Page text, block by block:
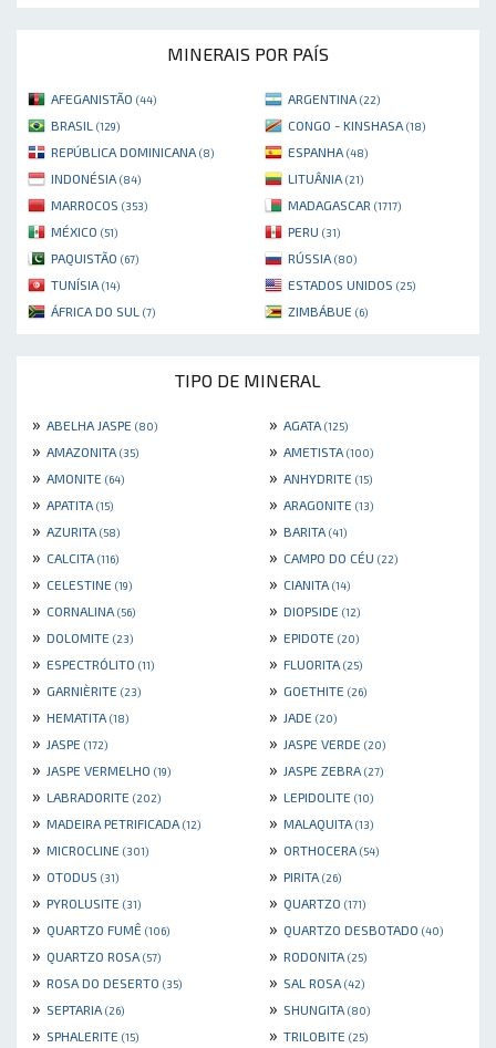
MINERAIS POR PAÍS
AFEGANISTÃO (44) ARGENTINA (22)
BRASIL (129) CONGO - KINSHASA (18)
REPÚBLICA DOMINICANA (8) ESPANHA (48)
INDONÉSIA (84) LITUÂNIA (21)
MARROCOS (353) MADAGASCAR (1717)
MÉXICO (51) PERU (31)
PAQUISTÃO (67) RÚSSIA (80)
TUNÍSIA (14) ESTADOS UNIDOS (25)
ÁFRICA DO SUL (7) ZIMBÁBUE (6)
TIPO DE MINERAL
» ABELHA JASPE (80) » AGATA (125)
» AMAZONITA (35) » AMETISTA (100)
» AMONITE (64) » ANHYDRITE (15)
» APATITA (15) » ARAGONITE (13)
» AZURITA (58) » BARITA (41)
» CALCITA (116) » CAMPO DO CÉU (22)
» CELESTINE (19) » CIANITA (14)
» CORNALINA (56) » DIOPSIDE (12)
» DOLOMITE (23) » EPIDOTE (20)
» ESPECTRÓLITO (11) » FLUORITA (25)
» GARNIÈRITE (23) » GOETHITE (26)
» HEMATITA (18) » JADE (20)
» JASPE (172) » JASPE VERDE (20)
» JASPE VERMELHO (19) » JASPE ZEBRA (27)
» LABRADORITE (202) » LEPIDOLITE (10)
» MADEIRA PETRIFICADA (12) » MALAQUITA (13)
» MICROCLINE (301) » ORTHOCERA (54)
» OTODUS (31) » PIRITA (26)
» PYROLUSITE (31) » QUARTZO (171)
» QUARTZO FUMÊ (106) » QUARTZO DESBOTADO (40)
» QUARTZO ROSA (57) » RODONITA (25)
» ROSA DO DESERTO (35) » SAL ROSA (42)
» SEPTARIA (26) » SHUNGITA (80)
» SPHALERITE (15) » TRILOBITE (25)